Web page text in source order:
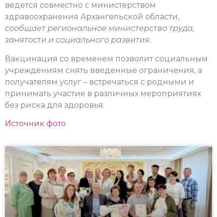
ведется совместно с министерством
здравоохранения Архангельской области,
сообщает региональное министерство труда,
занятости и социального развития.
Вакцинация со временем позволит социальным
учреждениям снять введенные ограничения, а
получателям услуг – встречаться с родными и
принимать участие в различных мероприятиях
без риска для здоровья.
Источник фото